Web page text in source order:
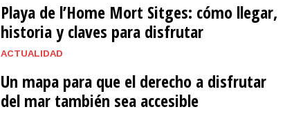
Playa de l’Home Mort Sitges: cómo llegar,
historia y claves para disfrutar
ACTUALIDAD
Un mapa para que el derecho a disfrutar
del mar también sea accesible